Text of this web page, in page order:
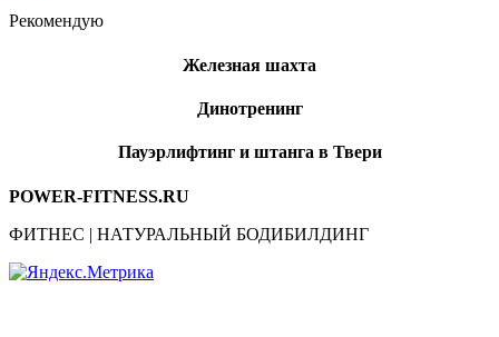
Рекомендую
Железная шахта
Динотренинг
Пауэрлифтинг и штанга в Твери
POWER-FITNESS.RU
ФИТНЕС | НАТУРАЛЬНЫЙ БОДИБИЛДИНГ